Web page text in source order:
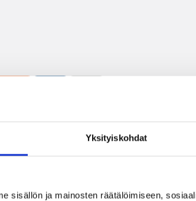
Yksityiskohdat
sisällön ja mainosten räätälöimiseen,